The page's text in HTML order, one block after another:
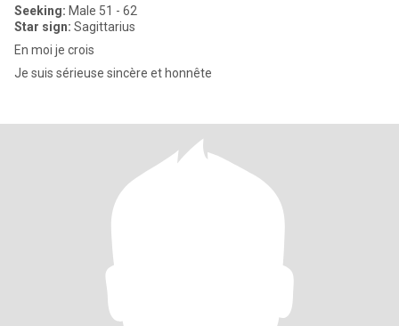
Seeking: Male 51 - 62
Star sign: Sagittarius
En moi je crois
Je suis sérieuse sincère et honnête